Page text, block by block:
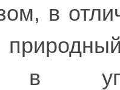
в
в